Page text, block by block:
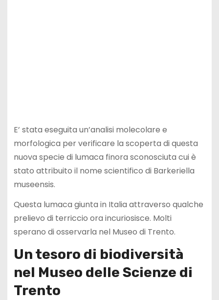
E’ stata eseguita un’analisi molecolare e
morfologica per verificare la scoperta di questa
nuova specie di lumaca finora sconosciuta cui è
stato attribuito il nome scientifico di Barkeriella
museensis.
Questa lumaca giunta in Italia attraverso qualche
prelievo di terriccio ora incuriosisce. Molti
sperano di osservarla nel Museo di Trento.
Un tesoro di biodiversità
nel Museo delle Scienze di
Trento